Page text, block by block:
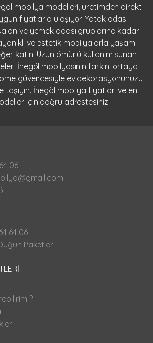
mobilya modelleri, üretimden direkt
fiyatlarla ulaşıyor. Yatak odası
ve yemek odası gruplarına kadar
ve estetik mobilyalarla yaşam
katın. Uzun ömürlü kullanım sunan
İnegöl mobilyasının farkını ortaya
güvencesiyle ev dekorasyonunuzu
taşıyın. İnegöl mobilya fiyatları ve en
için doğru adrestesiniz!
06
64 06
Paketleri
?